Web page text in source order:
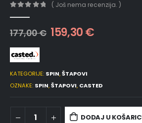
( Još nema recenzija. )
177,00€ 159,30€
KATEGORIJE: SPIN,ŠTAPOVI
OZNAKE: SPIN,ŠTAPOVI, CASTED
DODAJ U